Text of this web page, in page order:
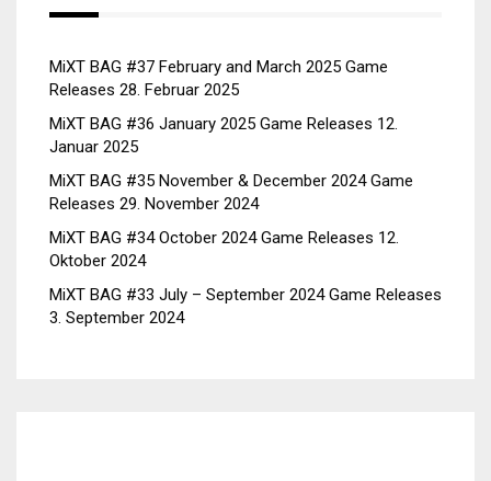
MiXT BAG #37 February and March 2025 Game
Releases 28. Februar 2025
MiXT BAG #36 January 2025 Game Releases 12.
Januar 2025
MiXT BAG #35 November & December 2024 Game
Releases 29. November 2024
MiXT BAG #34 October 2024 Game Releases 12.
Oktober 2024
MiXT BAG #33 July – September 2024 Game Releases
3. September 2024